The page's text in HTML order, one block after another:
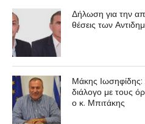
Δήλωση για την
θέσεις των
Μάκης
διάλογο με τους
ο κ. Μπιτάκης